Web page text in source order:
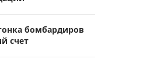
бомбардиров
счет